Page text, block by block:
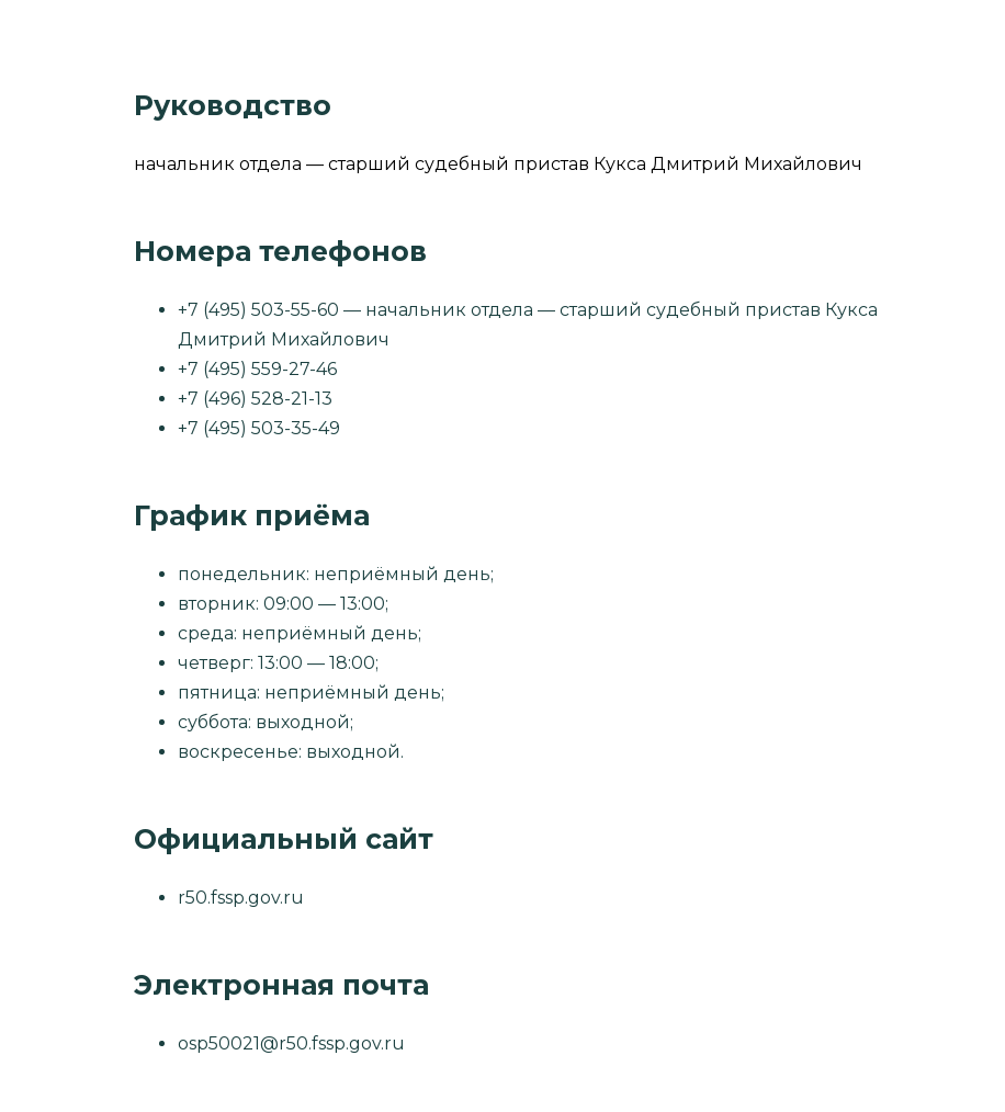
Руководство
начальник отдела — старший судебный пристав Кукса Дмитрий Михайлович
Номера телефонов
+7 (495) 503-55-60 — начальник отдела — старший судебный пристав Кукса
Дмитрий Михайлович
+7 (495) 559-27-46
+7 (496) 528-21-13
+7 (495) 503-35-49
График приёма
понедельник: неприёмный день;
вторник: 09:00 — 13:00;
среда: неприёмный день;
четверг: 13:00 — 18:00;
пятница: неприёмный день;
суббота: выходной;
воскресенье: выходной.
Официальный сайт
r50.fssp.gov.ru
Электронная почта
osp50021@r50.fssp.gov.ru